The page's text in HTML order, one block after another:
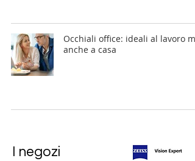
Occhiali office: ideali al lavoro ma
anche a casa
I negozi